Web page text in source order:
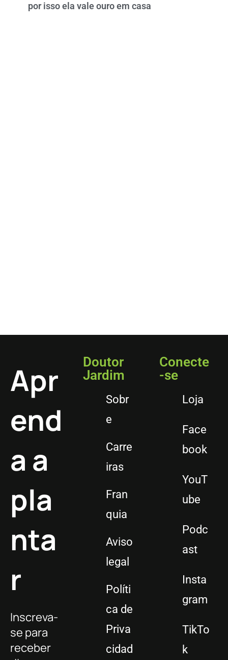
por isso ela vale ouro em casa
Apr
end
a a
pla
nta
r
Inscreva-
se para
receber
Doutor
Jardim
Sobr
e
Carre
iras
Fran
quia
Aviso
legal
Políti
ca de
Priva
cidad
Conecte
-se
Loja
Face
book
YouT
ube
Podc
ast
Insta
gram
TikTo
k